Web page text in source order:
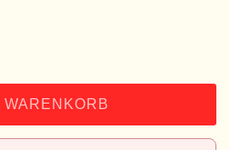
WARENKORB